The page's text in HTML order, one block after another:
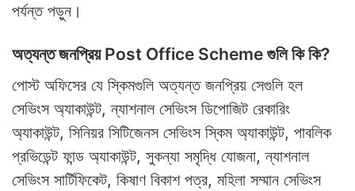
পর্যন্ত পড়ুন।
অত্যন্ত জনপ্রিয় Post Office Scheme গুলি কি কি?
পোস্ট অফিসের যে স্কিমগুলি অত্যন্ত জনপ্রিয় সেগুলি হল
সেভিংস অ্যাকাউন্ট, ন্যাশনাল সেভিংস ডিপোজিট রেকারিং
অ্যাকাউন্ট, সিনিয়র সিটিজেনস সেভিংস স্কিম অ্যাকাউন্ট, পাবলিক
প্রভিডেন্ট ফান্ড অ্যাকাউন্ট, সুকন্যা সমৃদ্ধি যোজনা, ন্যাশনাল
সেভিংস সার্টিফিকেট, কিষাণ বিকাশ পত্র, মহিলা সম্মান সেভিংস